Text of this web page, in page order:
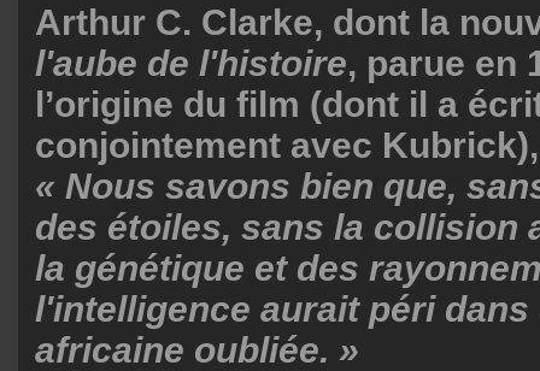
Arthur C. Clarke, dont la
l'aube de l'histoire, parue en
l’origine du film (dont il a
conjointement avec
« Nous savons bien que,
des étoiles, sans la collision
la génétique et des
l'intelligence aurait péri dans
africaine oubliée. »